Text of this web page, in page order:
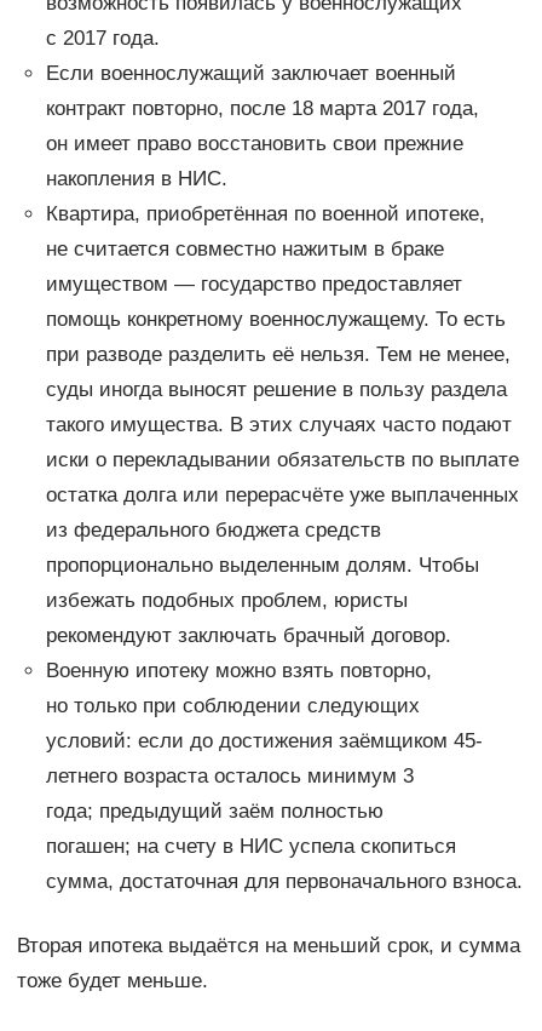
с 2017 года.
Если военнослужащий заключает военный
контракт повторно, после 18 марта 2017 года,
он имеет право восстановить свои прежние
накопления в НИС.
Квартира, приобретённая по военной ипотеке,
не считается совместно нажитым в браке
имуществом — государство предоставляет
помощь конкретному военнослужащему. То есть
при разводе разделить её нельзя. Тем не менее,
суды иногда выносят решение в пользу раздела
такого имущества. В этих случаях часто подают
иски о перекладывании обязательств по выплате
остатка долга или перерасчёте уже выплаченных
из федерального бюджета средств
пропорционально выделенным долям. Чтобы
избежать подобных проблем, юристы
рекомендуют заключать брачный договор.
Военную ипотеку можно взять повторно,
но только при соблюдении следующих
условий: если до достижения заёмщиком 45-
летнего возраста осталось минимум 3
года; предыдущий заём полностью
погашен; на счету в НИС успела скопиться
сумма, достаточная для первоначального взноса.
Вторая ипотека выдаётся на меньший срок, и сумма
тоже будет меньше.